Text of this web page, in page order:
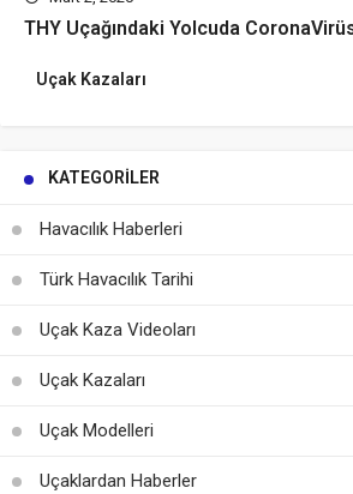
THY Uçağındaki Yolcuda
Uçak Kazaları
KATEGORILER
Havacılık Haberleri
Türk Havacılık Tarihi
Uçak Kaza Videoları
Uçak Kazaları
Uçak Modelleri
Uçaklardan Haberler